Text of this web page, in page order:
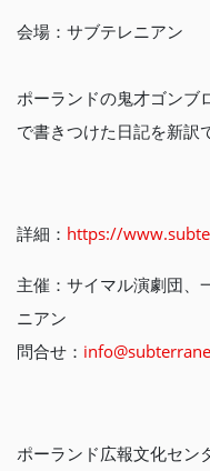
会場：サブテレニアン
ポーランドの鬼才ゴンブ
で書きつけた日記を新訳
詳細： https://
主催：サイマル演劇団、
ニアン
問合せ：
ポーランド広報文化セン